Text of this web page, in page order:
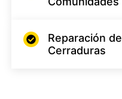
Reparación de
Cerraduras